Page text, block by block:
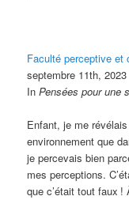
Faculté perceptive et
septembre 11th, 2023
InPensées pour une
Enfant, je me
environnement que
je percevais bien
mes perceptions.
que c’était tout faux !